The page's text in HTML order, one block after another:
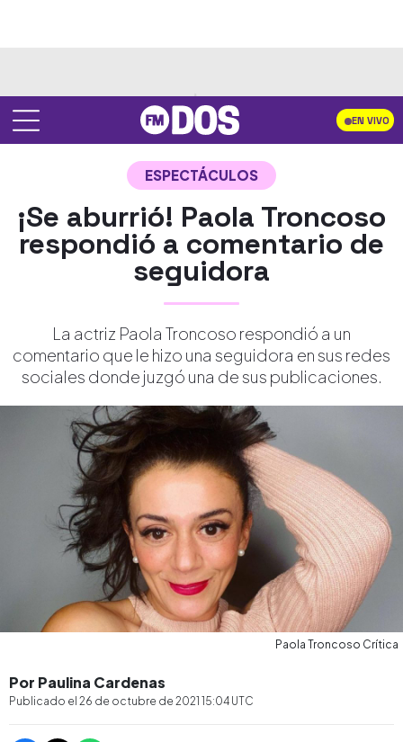
EN VIVO
ESPECTÁCULOS
¡Se aburrió! Paola Troncoso
respondió a comentario de
seguidora
La actriz Paola Troncoso respondió a un
comentario que le hizo una seguidora en sus redes
sociales donde juzgó una de sus publicaciones.
Paola Troncoso Crítica
Por Paulina Cardenas
Publicado el 26 de octubre de 2021 15:04 UTC